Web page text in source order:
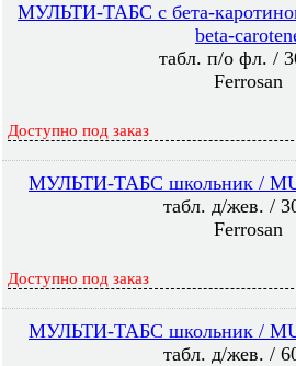
МУЛЬТИ-ТАБС с бета-
beta-
табл. п/о фл. /
Ferrosan
Доступно под заказ
МУЛЬТИ-ТАБС школьник /
табл. д/жев. /
Ferrosan
Доступно под заказ
МУЛЬТИ-ТАБС школьник /
табл. д/жев. /